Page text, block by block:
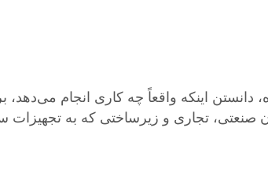
دانستن اینکه واقعاً چه کاری انجام